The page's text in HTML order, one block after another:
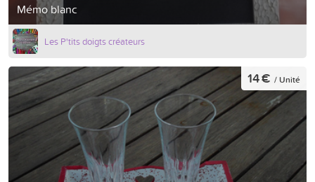
Mémo blanc
Les P'tits doigts créateurs
14 € / Unité